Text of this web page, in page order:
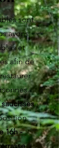
sont
avons
et
afin de
16h -